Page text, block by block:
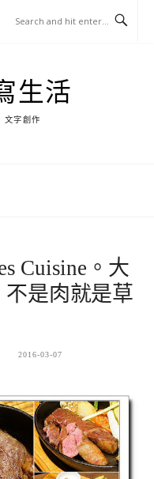
生活
文字創作
Cuisine。大
是肉就是草
2016-03-07